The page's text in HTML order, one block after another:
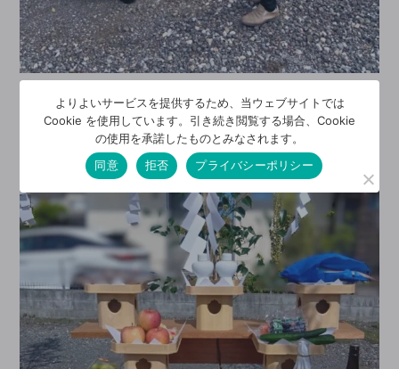
よりよいサービスを提供するため、当ウェブサイトでは
Cookie を使用しています。引き続き閲覧する場合、Cookie
の使用を承諾したものとみなされます。
同意
拒否 プライバシーポリシー